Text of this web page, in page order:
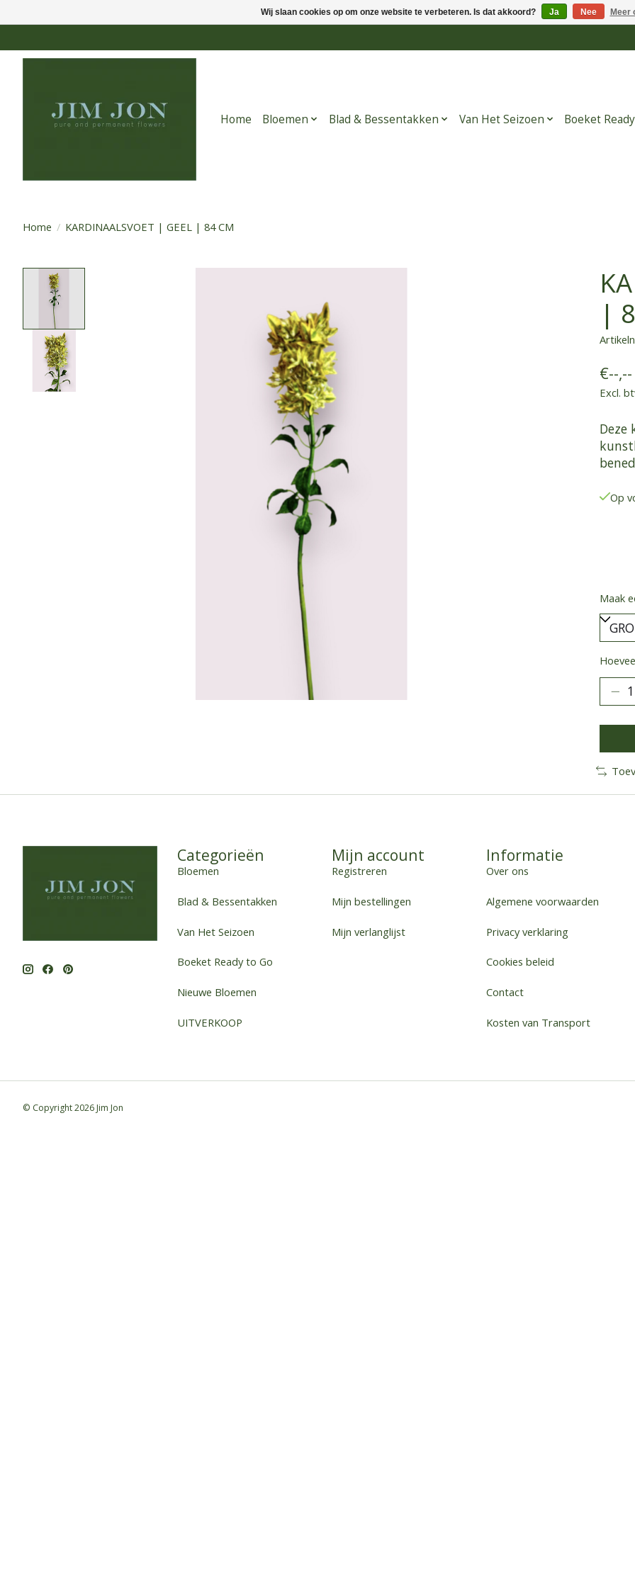
Home Bloemen Blad & Bessentakken Van Het Seizoen Boeket
Home / KARDINAALSVOET | GEEL | 84 CM
|
€--,--
Excl.
Deze
Op
Maak
Categorieën
Bloemen
Blad & Bessentakken
Van Het Seizoen
Boeket Ready to Go
Nieuwe Bloemen
UITVERKOOP
Mijn account
Registreren
Mijn bestellingen
Mijn verlanglijst
Informatie
Over ons
Algemene voorwaarden
Privacy verklaring
Cookies beleid
Contact
Kosten van Transport
© Copyright 2026 Jim Jon
Wij slaan cookies op om onze website te verbeteren. Is dat akkoord? Ja Nee Meer